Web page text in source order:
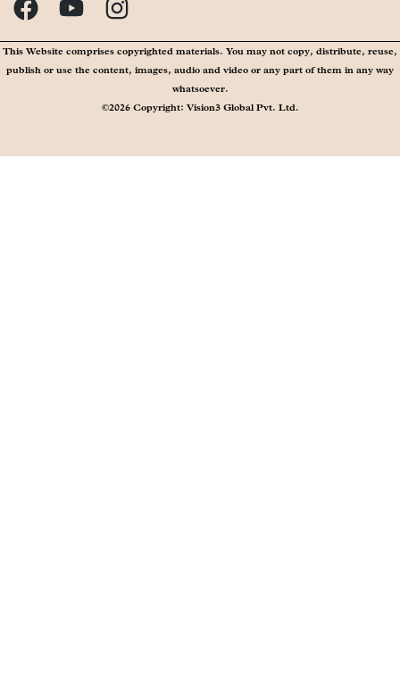
This Website comprises copyrighted materials. You may not copy, distribute, reuse,
publish or use the content, images, audio and video or any part of them in any way
whatsoever.
©2026 Copyright: Vision3 Global Pvt. Ltd.